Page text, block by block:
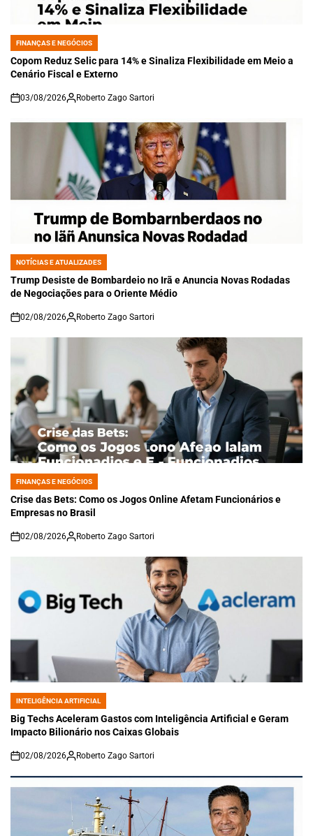
POSTED
IN
FINANÇAS E NEGÓCIOS
Copom Reduz Selic para 14% e Sinaliza Flexibilidade em Meio a
Cenário Fiscal e Externo
on
03/08/2026 Roberto Zago Sartori
POSTED
IN
NOTÍCIAS E ATUALIZADES
Trump Desiste de Bombardeio no Irã e Anuncia Novas Rodadas
de Negociações para o Oriente Médio
on
02/08/2026 Roberto Zago Sartori
POSTED
IN
FINANÇAS E NEGÓCIOS
Crise das Bets: Como os Jogos Online Afetam Funcionários e
Empresas no Brasil
on
02/08/2026 Roberto Zago Sartori
POSTED
IN
INTELIGÊNCIA ARTIFICIAL
Big Techs Aceleram Gastos com Inteligência Artificial e Geram
Impacto Bilionário nos Caixas Globais
on
02/08/2026 Roberto Zago Sartori